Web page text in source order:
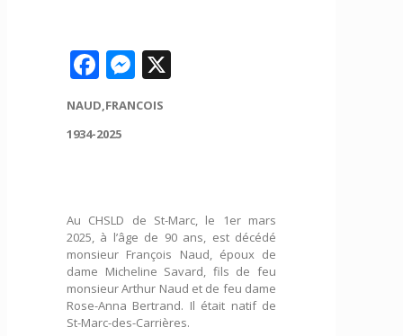
Facebook
Messenger
NAUD,FRANCOIS
1934-2025
Au CHSLD de St-Marc, le 1er mars
2025, à l’âge de 90 ans, est décédé
monsieur François Naud, époux de
dame Micheline Savard, fils de feu
monsieur Arthur Naud et de feu dame
Rose-Anna Bertrand. Il était natif de
St-Marc-des-Carrières.